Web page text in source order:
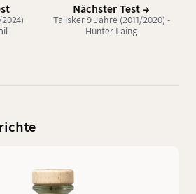
Nächster Test →
Talisker 9 Jahre (2011/2020) -
Hunter Laing